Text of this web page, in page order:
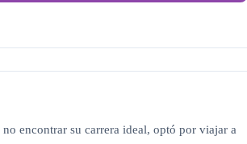
encontrar su carrera ideal, optó por viajar a